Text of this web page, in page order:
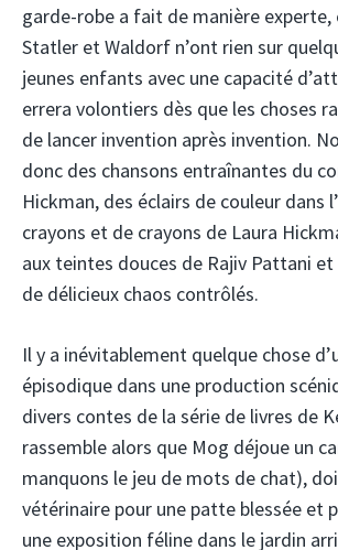
garde-robe a fait de manière experte,
Statler et Waldorf n’ont rien sur
jeunes enfants avec une capacité
errera volontiers dès que les choses
de lancer invention après invention.
donc des chansons entraînantes du
Hickman, des éclairs de couleur dans
crayons et de crayons de Laura
aux teintes douces de Rajiv Pattani
de délicieux chaos contrôlés.
Il y a inévitablement quelque chose
épisodique dans une production
divers contes de la série de livres de
rassemble alors que Mog déjoue un
manquons le jeu de mots de chat),
vétérinaire pour une patte blessée et
une exposition féline dans le jardin